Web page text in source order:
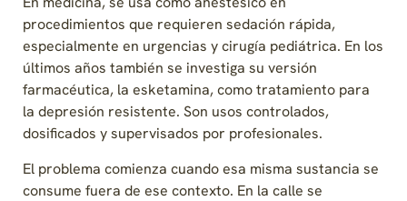
procedimientos que requieren sedación rápida,
especialmente en urgencias y cirugía pediátrica. En los
últimos años también se investiga su versión
farmacéutica, la esketamina, como tratamiento para
la depresión resistente. Son usos controlados,
dosificados y supervisados por profesionales.
El problema comienza cuando esa misma sustancia se
consume fuera de ese contexto. En la calle se